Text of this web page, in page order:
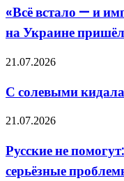
—
и
импорт,
экспорт»:
Судоходству
Украине
конец
«Всё встало — и
на Украине
С
кидалами
переговоры
ведут
21.07.2026
С солевыми
Русские
помогут:
у
Трампа
21.07.2026
Русские не
серьёзные